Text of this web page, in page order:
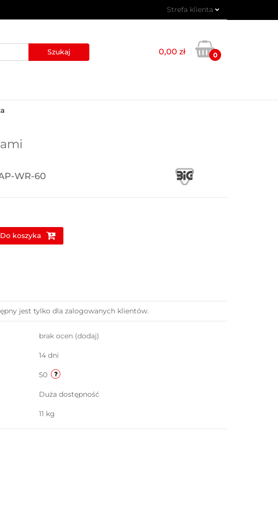
Strefa klienta
Zarejestruj się
Dodaj zgłoszenie
0,00 zł 0
WR-60
Do koszyka
jest tylko dla zalogowanych klientów.
brak ocen (dodaj)
14 dni
50
Duża dostępność
11 kg